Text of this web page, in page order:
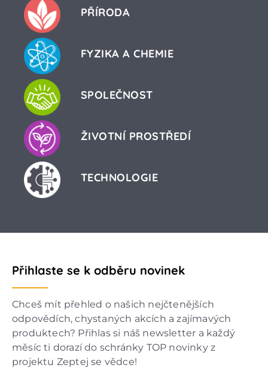
PŘÍRODA
FYZIKA A CHEMIE
SPOLEČNOST
ŽIVOTNÍ PROSTŘEDÍ
TECHNOLOGIE
Přihlaste se k odběru novinek
Chceš mít přehled o našich nejčtenějších
odpovědích, chystaných akcích a zajímavých
produktech? Přihlas si náš newsletter a každý
měsíc ti dorazí do schránky TOP novinky z
projektu Zeptej se vědce!